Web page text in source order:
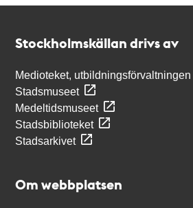
Stockholmskällan drivs av
Medioteket, utbildningsförvaltningen
Stadsmuseet
Medeltidsmuseet
Stadsbiblioteket
Stadsarkivet
Om webbplatsen